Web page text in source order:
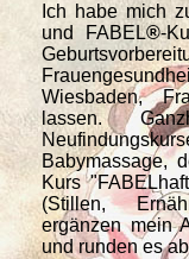
Ich habe mich
und FABEL®-
Wiesbaden,
lassen.
Babymassage,
Kurs
(Stillen,
ergänzen mein
und runden es